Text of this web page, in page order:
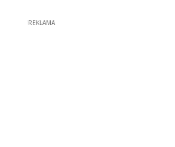
REKLAMA